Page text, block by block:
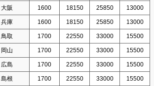
大阪 1600 18150 25850 13000
兵庫 1600 18150 25850 13000
鳥取 1700 22550 33000 15500
岡山 1700 22550 33000 15500
広島 1700 22550 33000 15500
島根 1700 22550 33000 15500